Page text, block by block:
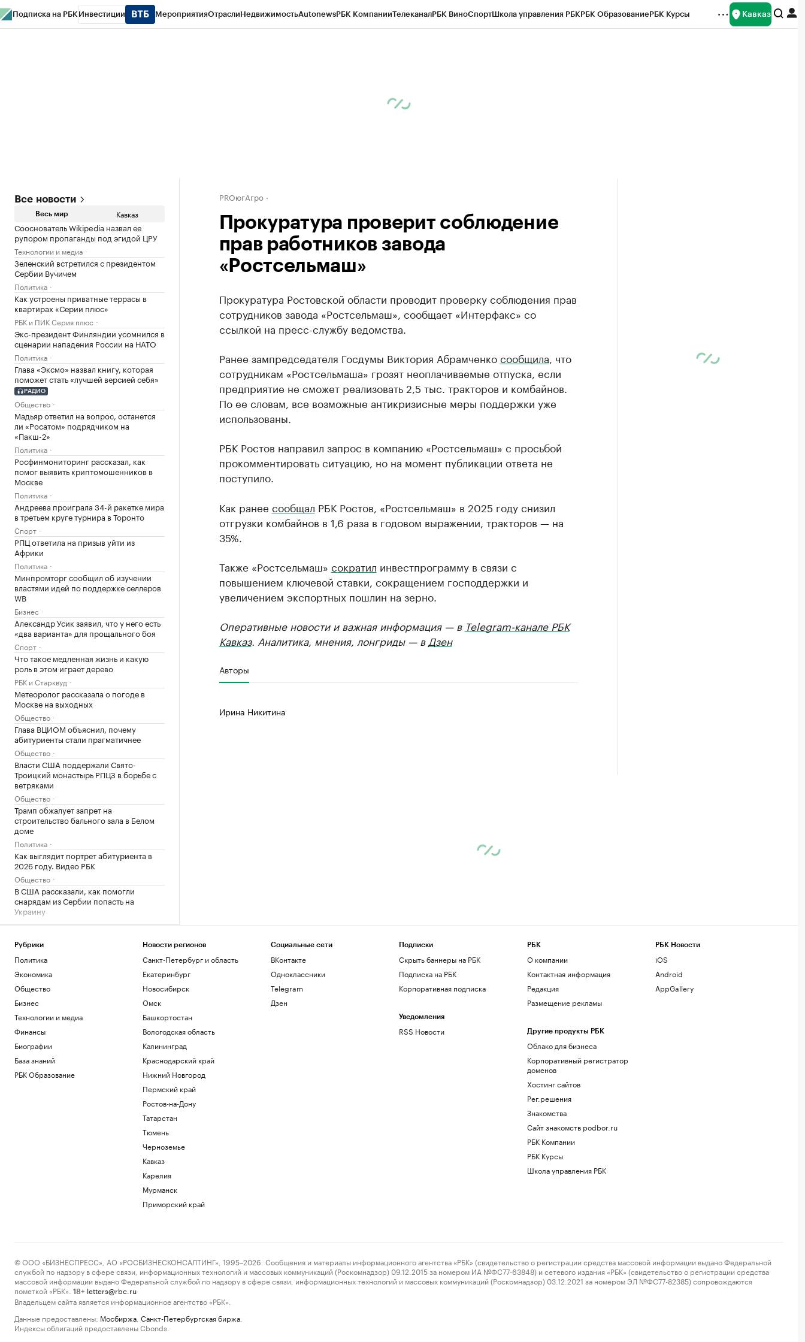
Подписка на РБК Инвестиции МероприятияОтраслиНедвижимостьAutonewsРБК КомпанииТелеканалРБК ВиноСпортШкола управления РБКРБК ОбразованиеРБК Курсы Кавказ
Все новости
Весь мир Кавказ
Сооснователь Wikipedia назвал ее
рупором пропаганды под эгидой ЦРУ
Технологии и медиа
Зеленский встретился с президентом
Сербии Вучичем
Политика
Как устроены приватные террасы в
квартирах «Серии плюс»
РБК и ПИК Серия плюс
Экс-президент Финляндии усомнился в
сценарии нападения России на НАТО
Политика
Глава «Эксмо» назвал книгу, которая
поможет стать «лучшей версией себя»
РАДИО
Общество
Мадьяр ответил на вопрос, останется
ли «Росатом» подрядчиком на
«Пакш-2»
Политика
Росфинмониторинг рассказал, как
помог выявить криптомошенников в
Москве
Политика
Андреева проиграла 34-й ракетке мира
в третьем круге турнира в Торонто
Спорт
РПЦ ответила на призыв уйти из
Африки
Политика
Минпромторг сообщил об изучении
властями идей по поддержке селлеров
WB
Бизнес
Александр Усик заявил, что у него есть
«два варианта» для прощального боя
Спорт
Что такое медленная жизнь и какую
роль в этом играет дерево
РБК и Старквуд
Метеоролог рассказала о погоде в
Москве на выходных
Общество
Глава ВЦИОМ объяснил, почему
абитуриенты стали прагматичнее
Общество
Власти США поддержали Свято-
Троицкий монастырь РПЦЗ в борьбе с
ветряками
Общество
Трамп обжалует запрет на
строительство бального зала в Белом
доме
Политика
Как выглядит портрет абитуриента в
2026 году. Видео РБК
Общество
В США рассказали, как помогли
снарядам из Сербии попасть на
Украину
Политика
аэродрома до города в городе
РБК и Stone
Звезда НБА избежал наказания за
незаконное ношение оружия
Спорт
Загрузить еще
PROюгАгро
Прокуратура проверит соблюдение
прав работников завода
«Ростсельмаш»
Прокуратура Ростовской области проводит проверку соблюдения прав
сотрудников завода «Ростсельмаш», сообщает «Интерфакс» со
ссылкой на пресс-службу ведомства.
Ранее зампредседателя Госдумы Виктория Абрамченкосообщила , что
сотрудникам «Ростсельмаша» грозят неоплачиваемые отпуска, если
предприятие не сможет реализовать 2,5 тыс. тракторов и комбайнов.
По ее словам, все возможные антикризисные меры поддержки уже
использованы.
РБК Ростов направил запрос в компанию «Ростсельмаш» с просьбой
прокомментировать ситуацию, но на момент публикации ответа не
поступило.
Как ранее сообщал РБК Ростов, «Ростсельмаш» в 2025 году снизил
отгрузки комбайнов в 1,6 раза в годовом выражении, тракторов — на
35%.
Также «Ростсельмаш» сократил инвестпрограмму в связи с
повышением ключевой ставки, сокращением господдержки и
увеличением экспортных пошлин на зерно.
Оперативные новости и важная информация — в Telegram-канале РБК
Кавказ. Аналитика, мнения, лонгриды — в Дзен
Авторы
Ирина Никитина
Рубрики
Политика
Экономика
Общество
Бизнес
Технологии и медиа
Финансы
Биографии
База знаний
РБК Образование
Новости регионов
Санкт-Петербург и область
Екатеринбург
Новосибирск
Омск
Башкортостан
Вологодская область
Калининград
Краснодарский край
Нижний Новгород
Пермский край
Ростов-на-Дону
Татарстан
Тюмень
Черноземье
Кавказ
Карелия
Мурманск
Приморский край
Социальные сети
ВКонтакте
Одноклассники
Telegram
Дзен
Подписки
Скрыть баннеры на РБК
Подписка на РБК
Корпоративная подписка
Уведомления
RSS Новости
РБК
О компании
Контактная информация
Редакция
Размещение рекламы
Другие продукты РБК
Облако для бизнеса
Корпоративный регистратор
доменов
Хостинг сайтов
Рег.решения
Знакомства
Сайт знакомств podbor.ru
РБК Компании
РБК Курсы
Школа управления РБК
РБК Новости
iOS
Android
AppGallery
© ООО «БИЗНЕСПРЕСС», АО «РОСБИЗНЕСКОНСАЛТИНГ», 1995–2026. Сообщения и материалы информационного агентства «РБК» (свидетельство о регистрации средства массовой информации выдано Федеральной
службой по надзору в сфере связи, информационных технологий и массовых коммуникаций (Роскомнадзор) 09.12.2015 за номером ИА №ФС77-63848) и сетевого издания «РБК» (свидетельство о регистрации средства
массовой информации выдано Федеральной службой по надзору в сфере связи, информационных технологий и массовых коммуникаций (Роскомнадзор) 03.12.2021 за номером ЭЛ №ФС77-82385) сопровождаются
пометкой «РБК».
18+ letters@rbc.ru
Владельцем сайта является информационное агентство «РБК».
Данные предоставлены: Мосбиржа Санкт-Петербургская биржа
Индексы облигаций предоставлены Cbonds.